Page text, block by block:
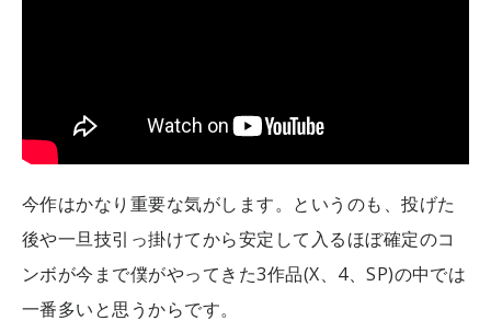
今作はかなり重要な気がします。というのも、投げた
後や一旦技引っ掛けてから安定して入るほぼ確定のコ
ンボが今まで僕がやってきた3作品(X、4、SP)の中では
一番多いと思うからです。